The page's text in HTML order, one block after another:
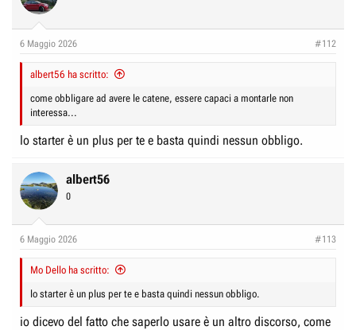
6 Maggio 2026 #112
albert56 ha scritto:
come obbligare ad avere le catene, essere capaci a montarle non
interessa...
lo starter è un plus per te e basta quindi nessun obbligo.
albert56
0
6 Maggio 2026 #113
Mo Dello ha scritto:
lo starter è un plus per te e basta quindi nessun obbligo.
io dicevo del fatto che saperlo usare è un altro discorso, come